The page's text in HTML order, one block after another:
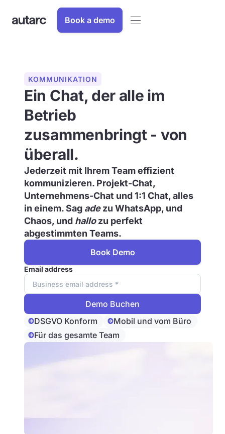
Book a demo
KOMMUNIKATION
Ein Chat, der alle im
Betrieb
zusammenbringt - von
überall.
Jederzeit mit Ihrem Team effizient
kommunizieren. Projekt-Chat,
Unternehmens-Chat und 1:1 Chat, alles
in einem. Sag adezu WhatsApp, und
Chaos, und hallozu perfekt
abgestimmten Teams.
Book Demo
Email address
DSGVO Konform
Mobil und vom Büro
Für das gesamte Team